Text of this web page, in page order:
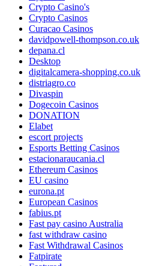
Crypto Casino's
Crypto Casinos
Curacao Casinos
davidpowell-thompson.co.uk
depana.cl
Desktop
digitalcamera-shopping.co.uk
distriagro.co
Divaspin
Dogecoin Casinos
DONATION
Elabet
escort projects
Esports Betting Casinos
estacionaraucania.cl
Ethereum Casinos
EU casino
eurona.pt
European Casinos
fabius.pt
Fast pay casino Australia
fast withdraw casino
Fast Withdrawal Casinos
Fatpirate